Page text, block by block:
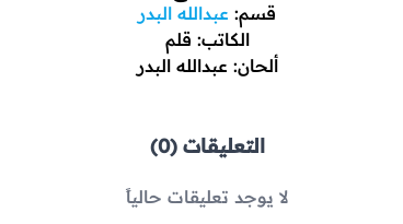
قسم: عبدالله البدر
الكاتب: قلم
ألحان: عبدالله البدر
التعليقات (0)
لا يوجد تعليقات حالياً